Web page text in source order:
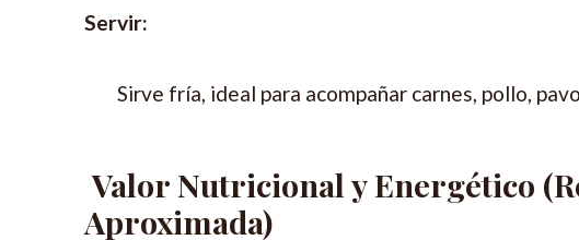
Servir:
Sirve fría, ideal para acompañar carnes, pollo,
Valor Nutricional y Energético
Aproximada)